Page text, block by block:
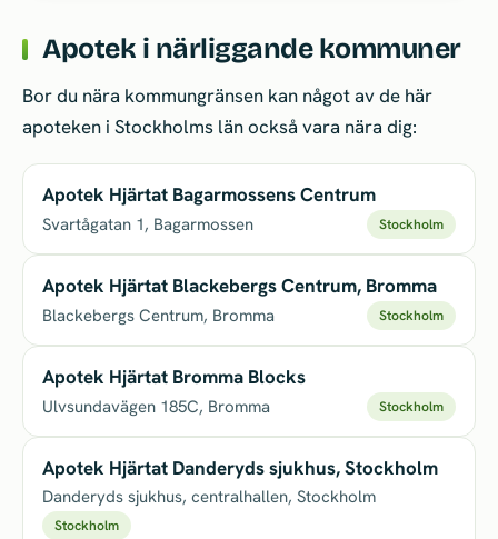
Apotek i närliggande kommuner
Bor du nära kommungränsen kan något av de här
apoteken i Stockholms län också vara nära dig:
Apotek Hjärtat Bagarmossens Centrum
Svartågatan 1, Bagarmossen Stockholm
Apotek Hjärtat Blackebergs Centrum, Bromma
Blackebergs Centrum, Bromma Stockholm
Apotek Hjärtat Bromma Blocks
Ulvsundavägen 185C, Bromma Stockholm
Apotek Hjärtat Danderyds sjukhus, Stockholm
Danderyds sjukhus, centralhallen, Stockholm
Stockholm